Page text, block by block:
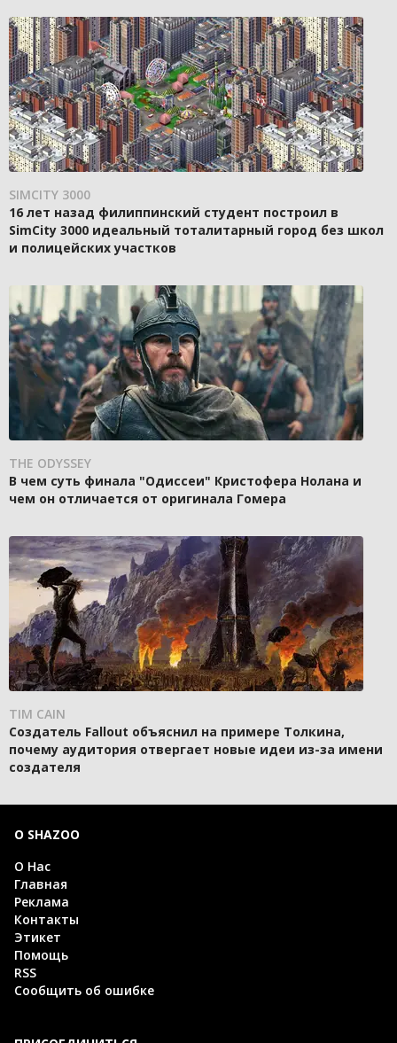
SIMCITY 3000
16 лет назад филиппинский студент построил в
SimCity 3000 идеальный тоталитарный город без школ
и полицейских участков
THE ODYSSEY
В чем суть финала "Одиссеи" Кристофера Нолана и
чем он отличается от оригинала Гомера
TIM CAIN
Создатель Fallout объяснил на примере Толкина,
почему аудитория отвергает новые идеи из-за имени
создателя
О SHAZOO
О Нас
Главная
Реклама
Контакты
Этикет
Помощь
RSS
Сообщить об ошибке